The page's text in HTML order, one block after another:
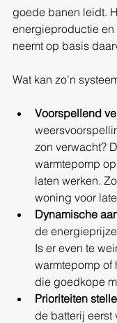
goede banen leidt.
energieproductie
neemt op basis
Wat kan zo'n
Voorspellend
zon verwacht?
warmtepomp
laten werken.
woning voor
Dynamische
de
Is er even te
warmtepomp of
die goedkope
Prioriteiten
de batterij